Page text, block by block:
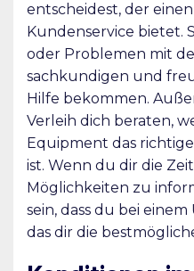
entscheidest, der
Kundenservice bietet.
oder Problemen mit
sachkundigen und
Hilfe bekommen.
Verleih dich beraten,
Equipment das
ist. Wenn du dir die
Möglichkeiten zu
sein, dass du bei
das dir die